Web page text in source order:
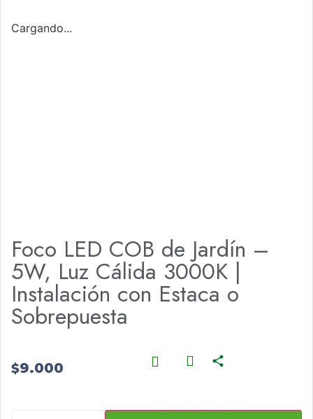
Cargando...
Foco LED COB de Jardín –
5W, Luz Cálida 3000K |
Instalación con Estaca o
Sobrepuesta
$9.000